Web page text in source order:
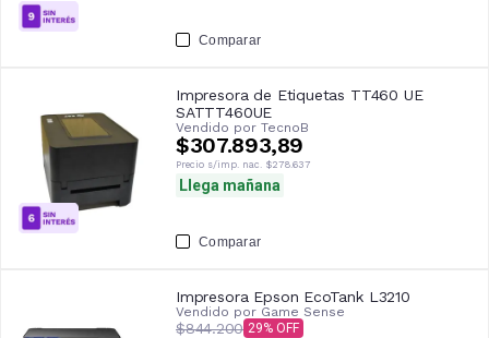
Comparar
Impresora de Etiquetas TT460 UE
SATTT460UE
Vendido por TecnoB
$307.893,89
Precio s/imp. nac. $278.637
Llega mañana
Comparar
Impresora Epson EcoTank L3210
Vendido por Game Sense
$844.200 29